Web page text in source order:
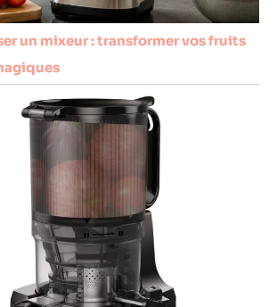
un mixeur : transformer vos fruits